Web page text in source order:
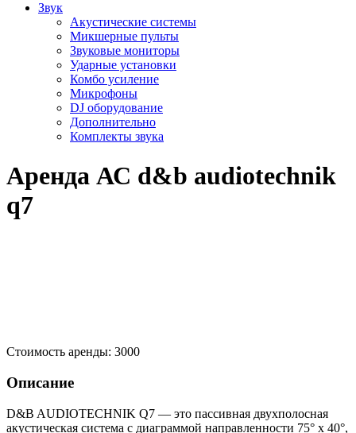
Звук
Акустические системы
Микшерные пульты
Звуковые мониторы
Ударные установки
Комбо усиление
Микрофоны
DJ оборудование
Дополнительно
Комплекты звука
Аренда АС d&b audiotechnik
q7
Стоимость аренды: 3000
Описание
D&B AUDIOTECHNIK Q7 — это пассивная двухполосная
акустическая система с диаграммой направленности 75° x 40°,